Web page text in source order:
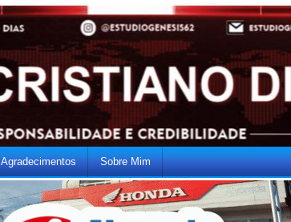
Agradecimentos Sobre Mim